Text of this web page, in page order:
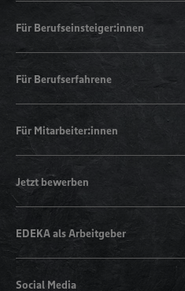
Für Berufseinsteiger:innen
Für Berufserfahrene
Für Mitarbeiter:innen
Jetzt bewerben
EDEKA als Arbeitgeber
Social Media